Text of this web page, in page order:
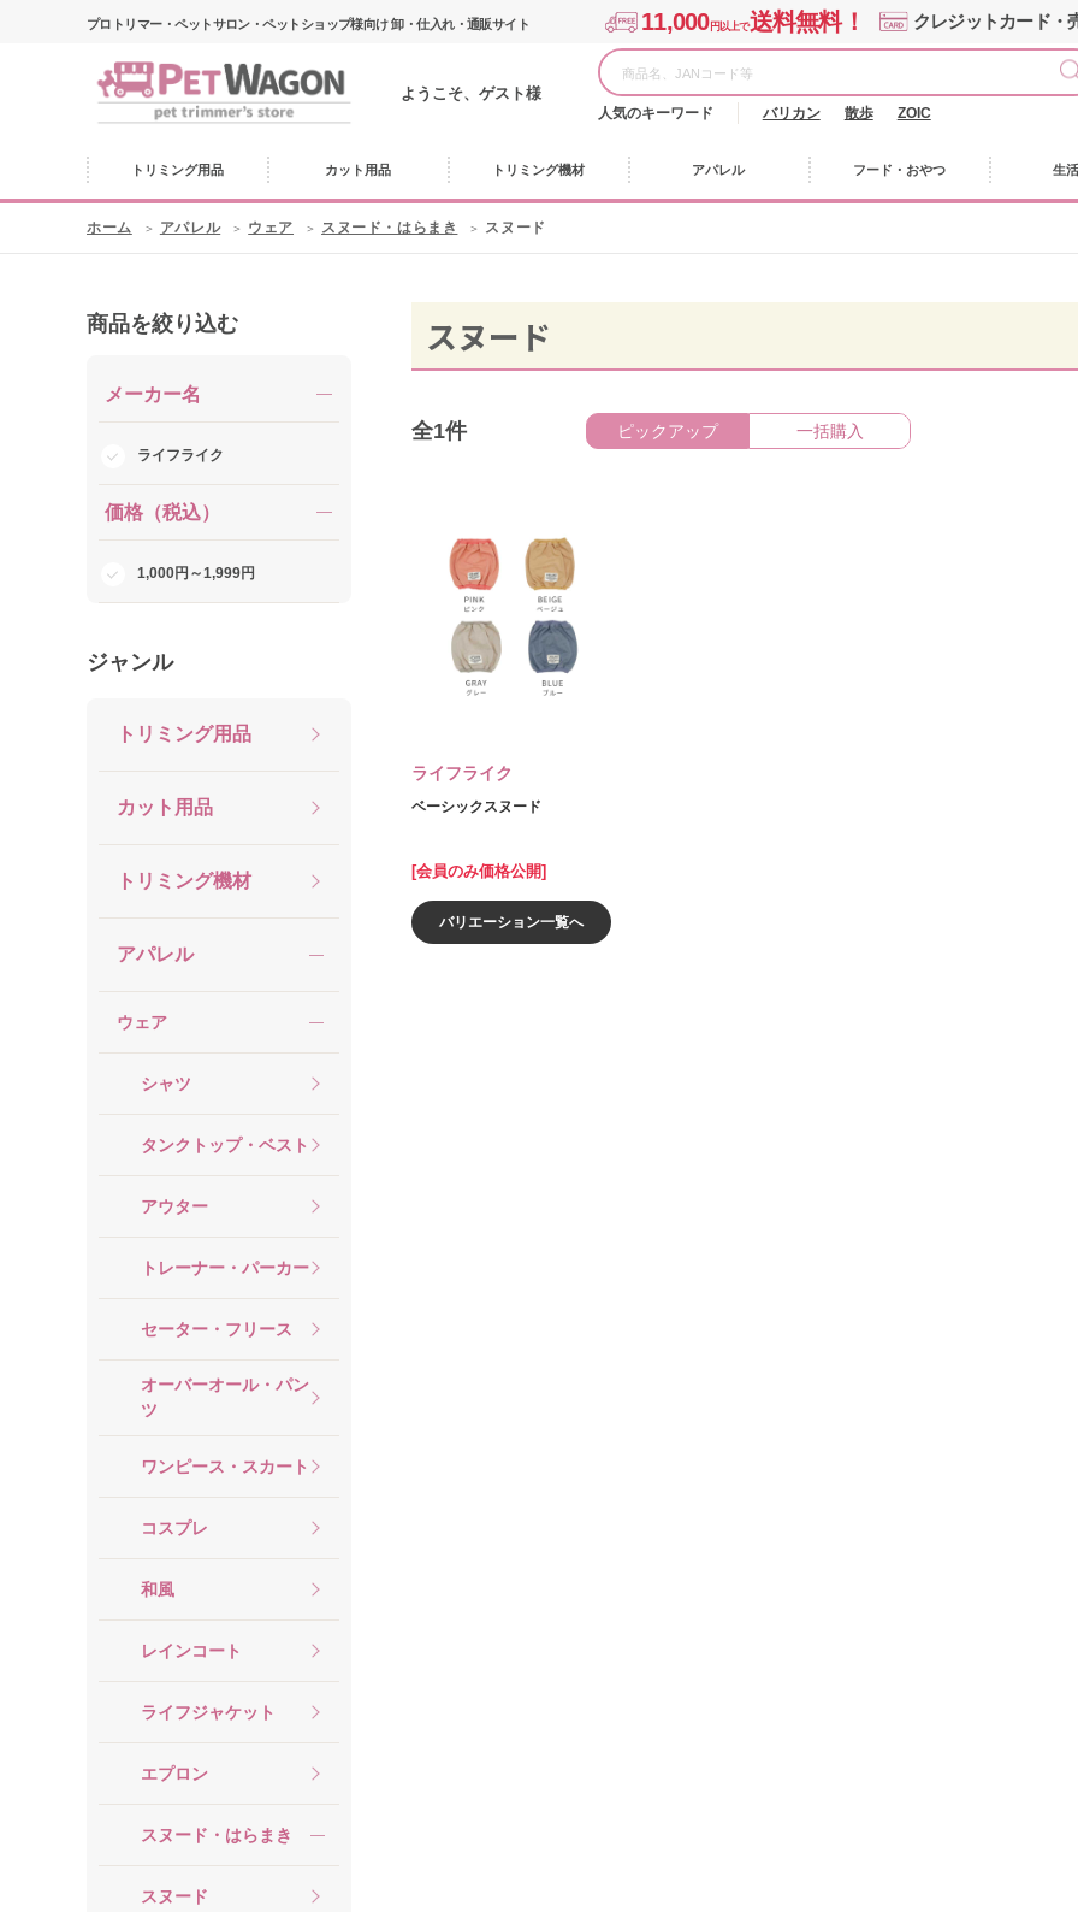
プロトリマー・ペットサロン・ペットショップ様向け 卸・仕入れ・通販サイト 11,000円以上で送料無料！ クレジットカード・
ようこそ、ゲスト様
人気のキーワード バリカン 散歩 ZOIC
トリミング用品 カット用品 トリミング機材 アパレル フード・おやつ 生
ホーム アパレル ウェア スヌード・はらまき スヌード
商品を絞り込む
メーカー名
ライフライク
価格（税込）
1,000円～1,999円
ジャンル
トリミング用品
カット用品
トリミング機材
アパレル
ウェア
シャツ
タンクトップ・ベスト
アウター
トレーナー・パーカー
セーター・フリース
オーバーオール・パン
ツ
ワンピース・スカート
コスプレ
和風
レインコート
ライフジャケット
エプロン
スヌード・はらまき
スヌード
スヌード
全1件 ピックアップ 一括購入
ライフライク
ベーシックスヌード
[会員のみ価格公開]
バリエーション一覧へ